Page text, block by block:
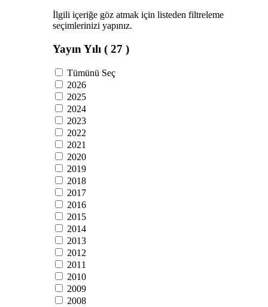
İlgili içeriğe göz atmak için listeden filtreleme
seçimlerinizi yapınız.
Yayın Yılı ( 27 )
Tümünü Seç
2026
2025
2024
2023
2022
2021
2020
2019
2018
2017
2016
2015
2014
2013
2012
2011
2010
2009
2008